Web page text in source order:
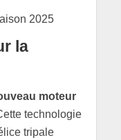
la
moteur
technologie
tripale